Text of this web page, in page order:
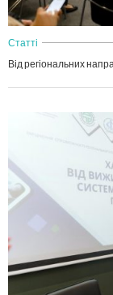
Статті
Від регіональних